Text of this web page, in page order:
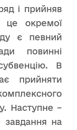
і прийняв
це окремої
є певний
повинні
В
прийняти
Наступне –
завдання на